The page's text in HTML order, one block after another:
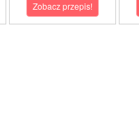
Zobacz przepis!